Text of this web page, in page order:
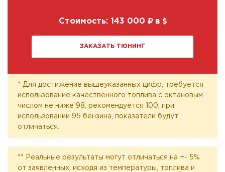
Стоимость: 143 000 в
ЗАКАЗАТЬ ТЮНИНГ
* Для достижение вышеуказанных цифр, требуется
использование качественного топлива с октановым
числом не ниже 98, рекомендуется 100, при
использовании 95 бензина, показатели будут
отличаться.
** Реальные результаты могут отличаться на +- 5%
от заявленных, исходя из температуры, топлива и